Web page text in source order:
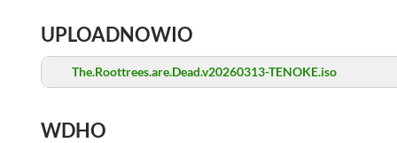
UPLOADNOWIO
The.Roottrees.are.Dead.v20260313-TENOKE.iso
WDHO